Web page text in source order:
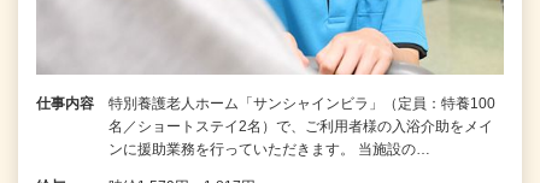
仕事内容
特別養護老人ホーム「サンシャインビラ」（定員：特養100
名／ショートステイ2名）で、ご利用者様の入浴介助をメイ
ンに援助業務を行っていただきます。 当施設の…